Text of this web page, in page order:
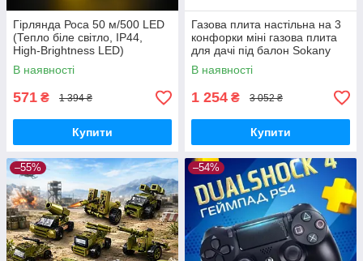
Гірлянда Роса 50 м/500 LED
(Тепло біле світло, IP44,
High-Brightness LED)
В наявності
571 ₴ 1 394 ₴
Купити
Газова плита настільна на 3
конфорки міні газова плита
для дачі під балон Sokany
В наявності
1 254 ₴ 3 052 ₴
Купити
–55% –54%